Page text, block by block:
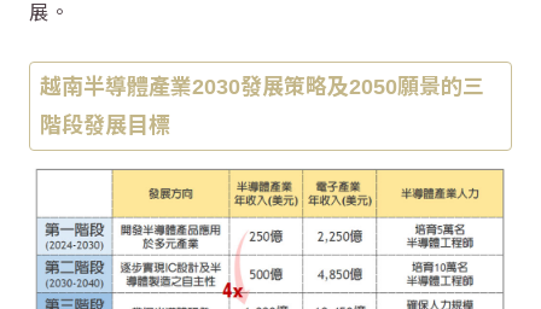
展。
越南半導體產業2030發展策略及2050願景的三
階段發展目標